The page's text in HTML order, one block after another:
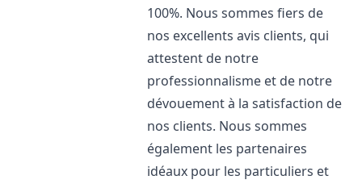
100%. Nous sommes fiers de
nos excellents avis clients, qui
attestent de notre
professionnalisme et de notre
dévouement à la satisfaction de
nos clients. Nous sommes
également les partenaires
idéaux pour les particuliers et